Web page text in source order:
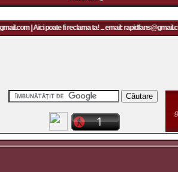
| Aici poate fi reclama ta! ... email: rapidfans@gmail.com